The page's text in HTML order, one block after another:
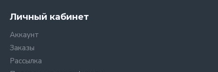
Личный кабинет
Аккаунт
Заказы
Рассылка